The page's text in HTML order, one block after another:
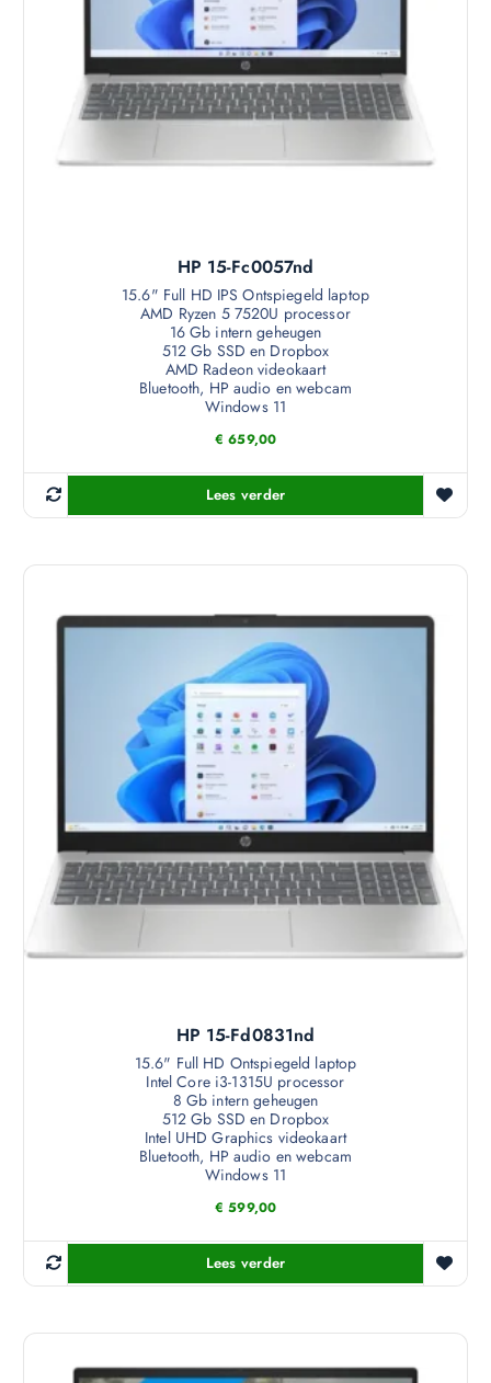
HP 15-Fc0057nd
15.6" Full HD IPS Ontspiegeld laptop
AMD Ryzen 5 7520U processor
16 Gb intern geheugen
512 Gb SSD en Dropbox
AMD Radeon videokaart
Bluetooth, HP audio en webcam
Windows 11
€ 659,00
Lees verder
HP 15-Fd0831nd
15.6" Full HD Ontspiegeld laptop
Intel Core i3-1315U processor
8 Gb intern geheugen
512 Gb SSD en Dropbox
Intel UHD Graphics videokaart
Bluetooth, HP audio en webcam
Windows 11
€ 599,00
Lees verder